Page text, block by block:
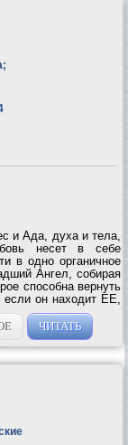
;
и Ада, духа и тела,
несет в себе
в одно органичное
Ангел, собирая
способна вернуть
он находит ЕЕ,
второй половиной и
ЧИТАТЬ